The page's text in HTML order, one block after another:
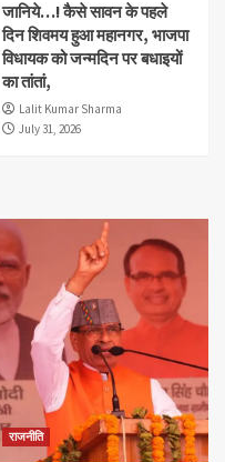
जानिये…! कैसे सावन के पहले
दिन शिवमय हुआ महानगर, भाजपा
विधायक को जन्मदिन पर बधाइयों
का तांतां,
Lalit Kumar Sharma
July 31, 2026
राजनीति